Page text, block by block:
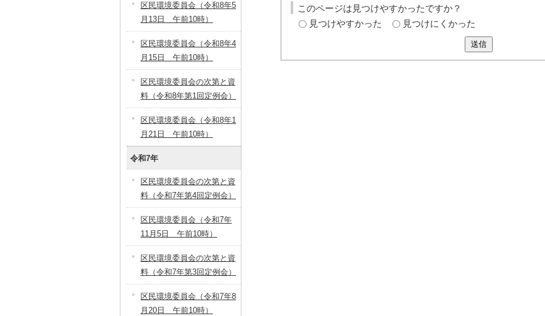
このページは見つけやすかったですか？
見つけやすかった
見つけにくかった
送信
区民環境委員会（令和8年5
月13日 午前10時）
区民環境委員会（令和8年4
月15日 午前10時）
区民環境委員会の次第と資
料（令和8年第1回定例会）
区民環境委員会（令和8年1
月21日 午前10時）
令和7年
区民環境委員会の次第と資
料（令和7年第4回定例会）
区民環境委員会（令和7年
11月5日 午前10時）
区民環境委員会の次第と資
料（令和7年第3回定例会）
区民環境委員会（令和7年8
月20日 午前10時）